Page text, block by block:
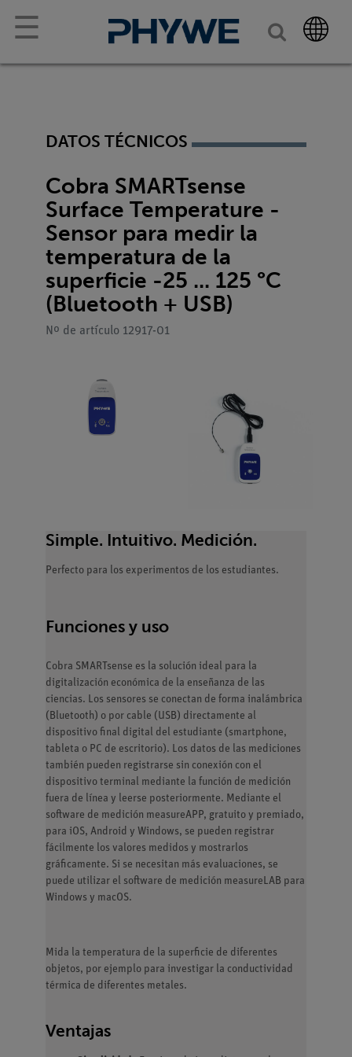
☰
DATOS TÉCNICOS
Cobra SMARTsense
Surface Temperature -
Sensor para medir la
temperatura de la
superficie -25 ... 125 °C
(Bluetooth + USB)
Nº de artículo 12917-01
Simple. Intuitivo. Medición.
Perfecto para los experimentos de los estudiantes.
Funciones y uso
Cobra SMARTsense es la solución ideal para la
digitalización económica de la enseñanza de las
ciencias. Los sensores se conectan de forma inalámbrica
(Bluetooth) o por cable (USB) directamente al
dispositivo final digital del estudiante (smartphone,
tableta o PC de escritorio). Los datos de las mediciones
también pueden registrarse sin conexión con el
dispositivo terminal mediante la función de medición
fuera de línea y leerse posteriormente. Mediante el
software de medición measureAPP, gratuito y premiado,
para iOS, Android y Windows, se pueden registrar
fácilmente los valores medidos y mostrarlos
gráficamente. Si se necesitan más evaluaciones, se
puede utilizar el software de medición measureLAB para
Windows y macOS.
Mida la temperatura de la superficie de diferentes
objetos, por ejemplo para investigar la conductividad
térmica de diferentes metales.
Ventajas